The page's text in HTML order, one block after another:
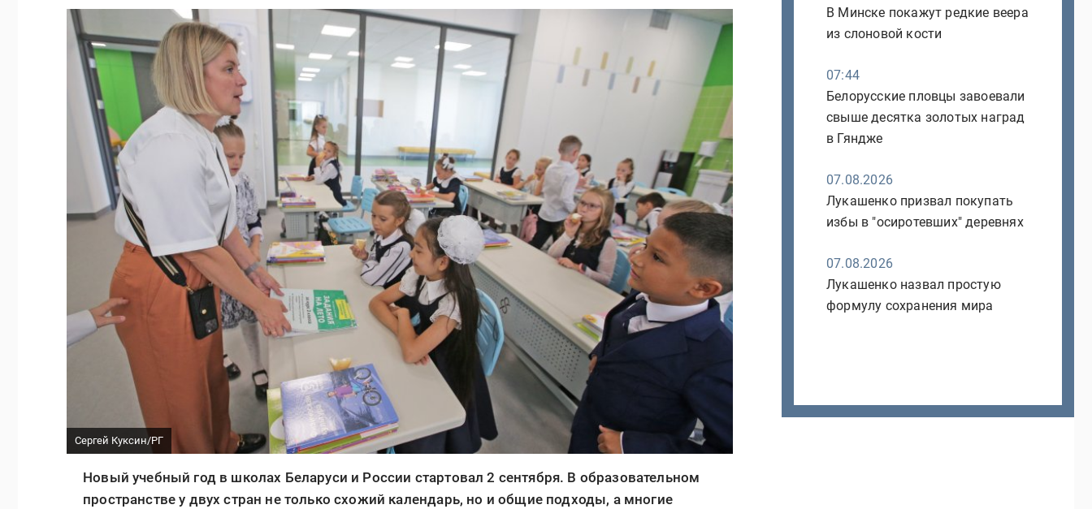
Сергей Куксин/РГ
Новый учебный год в школах Беларуси и России стартовал 2 сентября. В образовательном
пространстве у двух стран не только схожий календарь, но и общие подходы, а многие
В Минске покажут редкие веера
из слоновой кости
07:44
Белорусские пловцы завоевали
свыше десятка золотых наград
в Гяндже
07.08.2026
Лукашенко призвал покупать
избы в "осиротевших" деревнях
07.08.2026
Лукашенко назвал простую
формулу сохранения мира